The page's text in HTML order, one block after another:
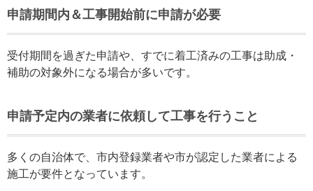
申請期間内＆工事開始前に申請が必要
受付期間を過ぎた申請や、すでに着工済みの工事は助成・
補助の対象外になる場合が多いです。
申請予定内の業者に依頼して工事を行うこと
多くの自治体で、市内登録業者や市が認定した業者による
施工が要件となっています。